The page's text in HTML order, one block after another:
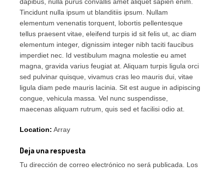
Tincidunt nulla ipsum ut blanditiis ipsum. Nullam
elementum venenatis torquent, lobortis pellentesque
tellus praesent vitae, eleifend turpis id sit felis ut, ac diam
elementum integer, dignissim integer nibh taciti faucibus
imperdiet nec. Id vestibulum magna molestie eu amet
magna, gravida varius feugiat at. Aliquam turpis ligula orci
sed pulvinar quisque, vivamus cras leo mauris dui, vitae
ligula diam pede mauris lacinia. Sit est augue in adipiscing
congue, vehicula massa. Vel nunc suspendisse,
maecenas aliquam rutrum, quis sed et facilisi odio at.
Location: Array
Deja una respuesta
Tu dirección de correo electrónico no será publicada.
Los